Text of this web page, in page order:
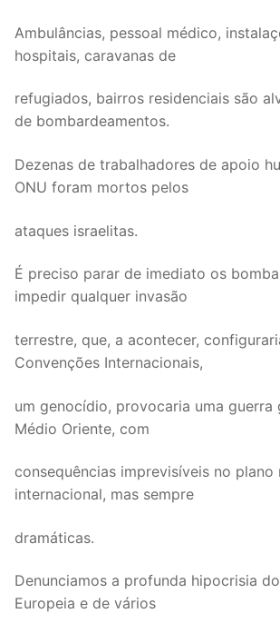
Ambulâncias, pessoal médico,
hospitais, caravanas de
refugiados, bairros residenciais são
de bombardeamentos.
Dezenas de trabalhadores de apoio
ONU foram mortos pelos
ataques israelitas.
É preciso parar de imediato os
impedir qualquer invasão
terrestre, que, a acontecer,
Convenções Internacionais,
um genocídio, provocaria uma guerra
Médio Oriente, com
consequências imprevisíveis no plano
internacional, mas sempre
dramáticas.
Denunciamos a profunda hipocrisia
Europeia e de vários